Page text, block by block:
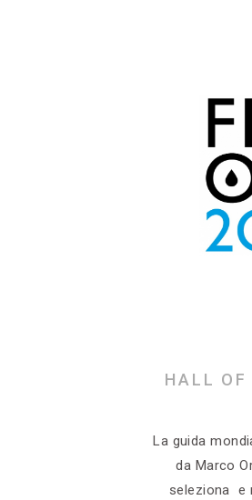
HALL OF
La guida
da Marco
seleziona e